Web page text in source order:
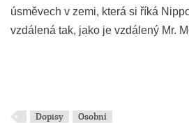
úsměvech v zemi, která si říká
vzdálená tak, jako je vzdálený Mr.
Dopisy Osobní